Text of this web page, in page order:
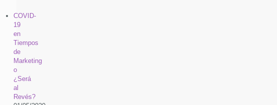
COVID-
19
en
Tiempos
de
Marketing
o
¿Será
al
Revés?